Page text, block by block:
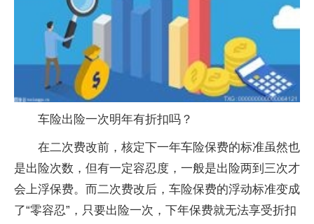
车险出险一次明年有折扣吗？
在二次费改前，核定下一年车险保费的标准虽然也
是出险次数，但有一定容忍度，一般是出险两到三次才
会上浮保费。而二次费改后，车险保费的浮动标准变成
了“零容忍”，只要出险一次，下年保费就无法享受折扣